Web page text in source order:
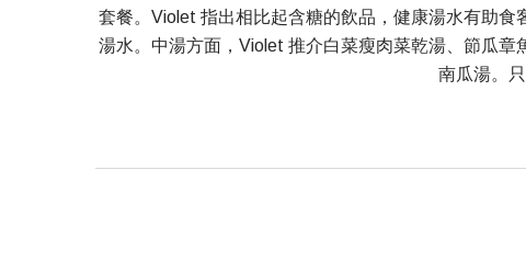
套餐。Violet 指出相比起含糖的飲品，健康湯水有助
湯水。中湯方面，Violet 推介白菜瘦肉菜乾湯、節瓜
南瓜湯。